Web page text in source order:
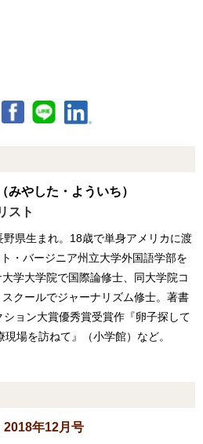
（みやした・よういち）
スト
野県生まれ。18歳で単身アメリカに渡
・バージニア州立大学外国語学部を
学大学院で国際論修士、同大学院コ
クールでジャーナリズム修士。著書
ョン大賞優秀賞受賞作『卵子探して
場を訪ねて』（小学館）など。
2018年12月号